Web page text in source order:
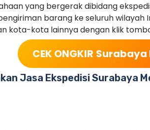
yang bergerak dibidang
barang ke seluruh wilayah
kota-kota lainnya dengan klik
CEK ONGKIR Surabaya
Jasa Ekspedisi Surabaya